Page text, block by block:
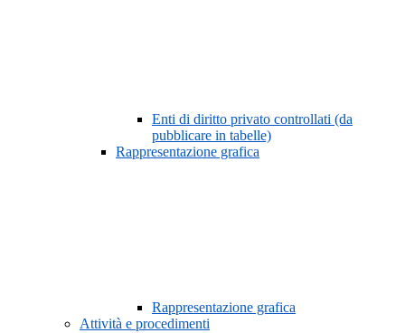
Enti di diritto privato controllati (da
pubblicare in tabelle)
Rappresentazione grafica
Rappresentazione grafica
Attività e procedimenti